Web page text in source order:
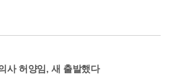
사 허양임, 새 출발했다